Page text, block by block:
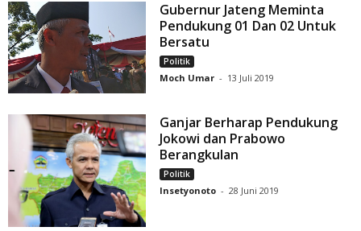
Gubernur Jateng Meminta
Pendukung 01 Dan 02 Untuk
Bersatu
Politik
Moch Umar - 13 Juli 2019
Ganjar Berharap Pendukung
Jokowi dan Prabowo
Berangkulan
Politik
Insetyonoto - 28 Juni 2019